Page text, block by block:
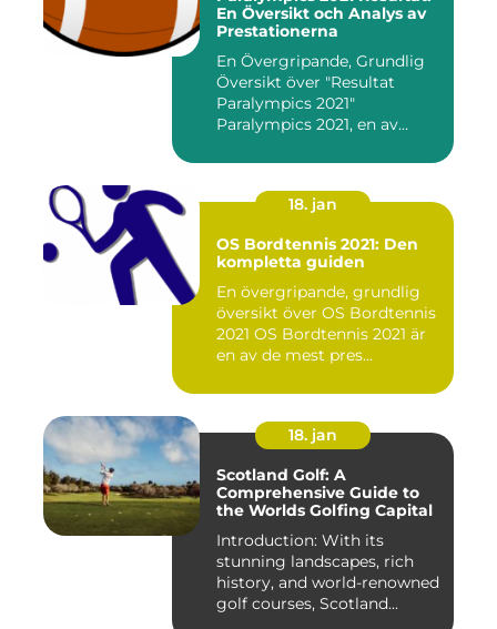
En Översikt och Analys av
Prestationerna
En Övergripande, Grundlig
Översikt över "Resultat
Paralympics 2021"
Paralympics 2021, en av
18. jan
OS Bordtennis 2021: Den
kompletta guiden
En övergripande, grundlig
översikt över OS Bordtennis
2021 OS Bordtennis 2021 är
en av de mest pres...
18. jan
Scotland Golf: A
Comprehensive Guide to
the Worlds Golfing Capital
Introduction: With its
stunning landscapes, rich
history, and world-renowned
golf courses, Scotland...